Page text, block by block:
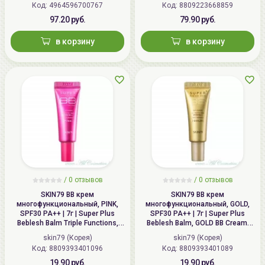
Korea, SK TwinTower A-3F, 345-9,
Gasan-dong, Geumcheon-gu, Seoul
Импортер в
ИП Мигаль Наталья Петровна,
УНП 192179286 Беларусь,
136. www.allcosmetics.by, E-mail:
info@allcosmetics.by,
Код: 4964596700767
97.20 руб.
в корзину
Код: 8809223668859
79.90 руб.
в корзину
/ 0 отзывов
SKIN79 ВВ крем
многофункциональный, PINK,
SPF30 PA++ | 7г | Super Plus
Beblesh Balm Triple Functions,
PINK BB Cream, SPF30 PA++
skin79 (Корея)
Код: 8809393401096
19.90 руб.
/ 0 отзывов
SKIN79 ВВ крем
многофункциональный, GOLD,
SPF30 PA++ | 7г | Super Plus
Beblesh Balm, GOLD BB Cream,
SPF30 PA++
skin79 (Корея)
Код: 8809393401089
19.90 руб.